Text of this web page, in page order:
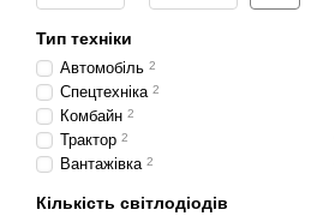
Тип техніки
Автомобіль 2
Спецтехніка 2
Комбайн 2
Трактор 2
Вантажівка 2
Кількість світлодіодів